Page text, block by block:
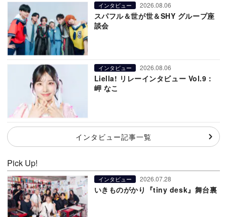
インタビュー 2026.08.06
スパフル＆世が世＆SHY グループ座
談会
インタビュー 2026.08.06
Liella! リレーインタビュー Vol.9：
岬 なこ
インタビュー記事一覧
Pick Up!
インタビュー 2026.07.28
いきものがかり『tiny desk』舞台裏